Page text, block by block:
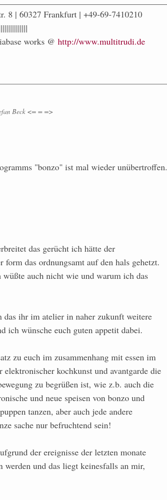
8 | 60327 Frankfurt | +49-69-7410210
works @ http://www.multitrudi.de
Beck <= = =>
"bonzo" ist mal wieder unübertroffen.
das gerücht ich hätte der
das ordnungsamt auf den hals gehetzt.
auch nicht wie und warum ich das
das ihr im atelier in naher zukunft weitere
ich wünsche euch guten appetit dabei.
zu euch im zusammenhang mit essen im
kochkunst und avantgarde die
zu begrüßen ist, wie z.b. auch die
und neue speisen von bonzo und
tanzen, aber auch jede andere
sache nur befruchtend sein!
der ereignisse der letzten monate
werden und das liegt keinesfalls an mir,